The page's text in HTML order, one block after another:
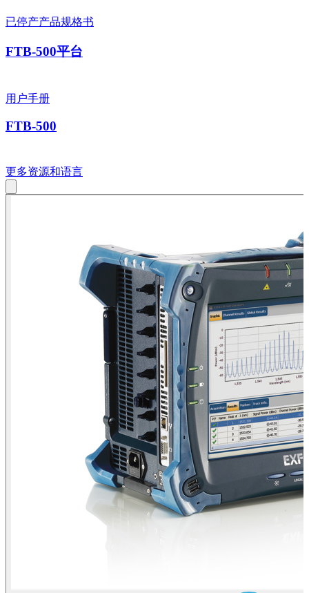
司
聘
事
作
伴
已停产产品规格书
FTB-500平台
用户手册
FTB-500
更多资源和语言